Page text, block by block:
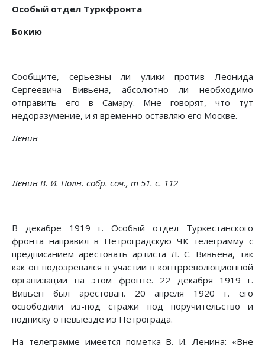
Особый отдел Туркфронта
Бокию
Сообщите, серьезны ли улики против Леонида
Сергеевича Вивьена, абсолютно ли необходимо
отправить его в Самару. Мне говорят, что тут
недоразумение, и я временно оставляю его Москве.
Ленин
Ленин В. И. Полн. собр. соч., т 51. с. 112
В декабре 1919 г. Особый отдел Туркестанского
фронта направил в Петроградскую ЧК телеграмму с
предписанием арестовать артиста Л. С. Вивьена, так
как oн подозревался в участии в контрреволюционной
организации на этом фронте. 22 декабря 1919 г.
Вивьен был арестован. 20 апреля 1920 г. его
освободили из-под стражи под поручительство и
подписку о невыезде из Петрограда.
На телеграмме имеется пометка В. И. Ленина: «Вне